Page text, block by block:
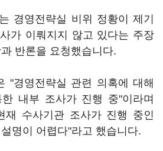
경영전략실 비위 정황이 제기
가 이뤄지지 않고 있다는 주장
반론을 요청했습니다.
"경영전략실 관련 의혹에 대해
내부 조사가 진행 중"이라며
재 수사기관 조사가 진행 중인
명이 어렵다"라고 했습니다.